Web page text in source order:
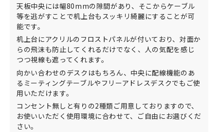
天板中央には幅80mmの隙間があり、そこからケーブル
等を逃がすことで机上台もスッキリ綺麗にすることが可
能です。
机上台にアクリルのフロストパネルが付いており、対面か
らの飛沫も防止してくれるだけでなく、人の気配を感じ
つつ視線も遮ってくれます。
向かい合わせのデスクはもちろん、中央に配線機能のあ
るミーティングテーブルやフリーアドレスデスクでもご使
用いただけます。
コンセント無しと有りの2種類ご用意しておりますので、
お使いいただく使用環境に合わせて、ご自由にお選びくだ
さい。